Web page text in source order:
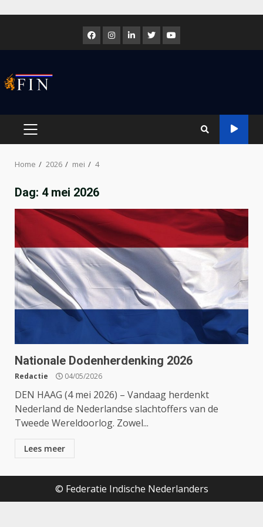
content
FacebookInstagram
LinkedInTwitterYoutube
PRIMARY
Home 2026 mei 4
Dag: 4 mei 2026
Nationale Dodenherdenking 2026
Redactie 04/05/2026
DEN HAAG (4 mei 2026) – Vandaag herdenkt
Nederland de Nederlandse slachtoffers van de
Tweede Wereldoorlog. Zowel...
Lees meer
© Federatie Indische Nederlanders